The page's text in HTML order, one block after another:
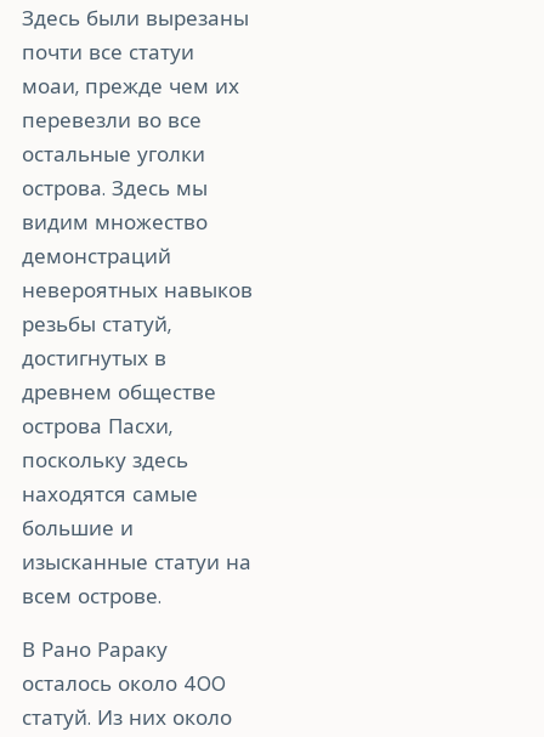
Здесь были вырезаны
почти все статуи
моаи, прежде чем их
перевезли во все
остальные уголки
острова. Здесь мы
видим множество
демонстраций
невероятных навыков
резьбы статуй,
достигнутых в
древнем обществе
острова Пасхи,
поскольку здесь
находятся самые
большие и
изысканные статуи на
всем острове.
В Рано Рараку
осталось около 400
статуй. Из них около